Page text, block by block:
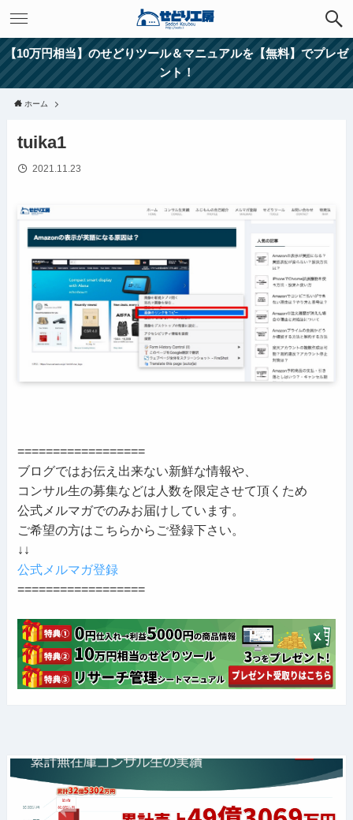
【10万円相当】のせどりツール＆マニュアルを【無料】でプレゼ
ント！
ホーム
tuika1
2021.11.23
==================
ブログではお伝え出来ない新鮮な情報や、
コンサル生の募集などは人数を限定させて頂くため
公式メルマガでのみお届けしています。
ご希望の方はこちらからご登録下さい。
↓↓
公式メルマガ登録
==================